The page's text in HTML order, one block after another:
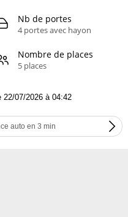
Nb de portes
4 portes avec hayon
Nombre de places
5 places
22/07/2026 à 04:42
auto en 3 min